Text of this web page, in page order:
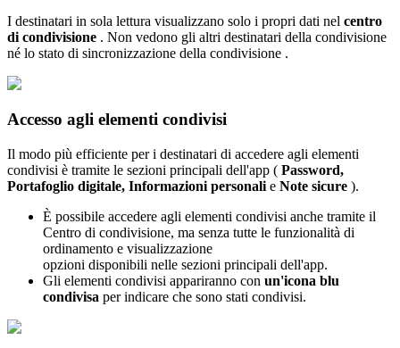
I destinatari in sola lettura visualizzano solo i propri dati nel centro
di condivisione . Non vedono gli altri destinatari della condivisione
né lo stato di sincronizzazione della condivisione .
Accesso agli elementi condivisi
Il modo più efficiente per i destinatari di accedere agli elementi
condivisi è tramite le sezioni principali dell'app ( Password,
Portafoglio digitale, Informazioni personali e Note sicure ).
È possibile accedere agli elementi condivisi anche tramite il
Centro di condivisione, ma senza tutte le funzionalità di
ordinamento e visualizzazione
opzioni disponibili nelle sezioni principali dell'app.
Gli elementi condivisi appariranno con un'icona blu
condivisa per indicare che sono stati condivisi.